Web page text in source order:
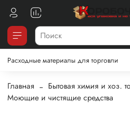
Расходные материалы для торговли
Главная
Бытовая химия и хоз.
Моющие и чистящие средства